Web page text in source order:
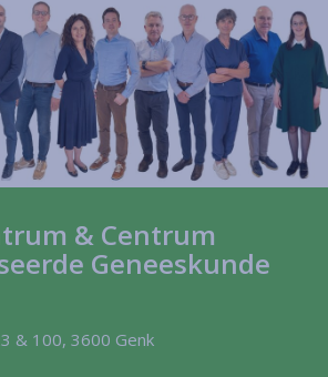
& Centrum
Geneeskunde
& 100, 3600 Genk